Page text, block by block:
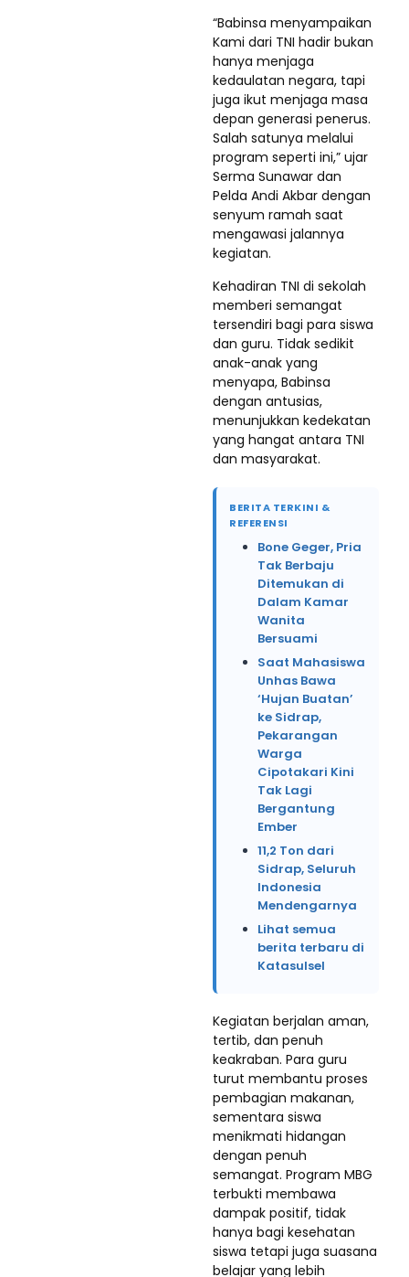
“Babinsa menyampaikan
Kami dari TNI hadir bukan
hanya menjaga
kedaulatan negara, tapi
juga ikut menjaga masa
depan generasi penerus.
Salah satunya melalui
program seperti ini,” ujar
Serma Sunawar dan
Pelda Andi Akbar dengan
senyum ramah saat
mengawasi jalannya
kegiatan.
Kehadiran TNI di sekolah
memberi semangat
tersendiri bagi para siswa
dan guru. Tidak sedikit
anak-anak yang
menyapa, Babinsa
dengan antusias,
menunjukkan kedekatan
yang hangat antara TNI
dan masyarakat.
BERITA TERKINI &
REFERENSI
Bone Geger, Pria
Tak Berbaju
Ditemukan di
Dalam Kamar
Wanita
Bersuami
Saat Mahasiswa
Unhas Bawa
‘Hujan Buatan’
ke Sidrap,
Pekarangan
Warga
Cipotakari Kini
Tak Lagi
Bergantung
Ember
11,2 Ton dari
Sidrap, Seluruh
Indonesia
Mendengarnya
Lihat semua
berita terbaru di
Katasulsel
Kegiatan berjalan aman,
tertib, dan penuh
keakraban. Para guru
turut membantu proses
pembagian makanan,
sementara siswa
menikmati hidangan
dengan penuh
semangat. Program MBG
terbukti membawa
dampak positif, tidak
hanya bagi kesehatan
siswa tetapi juga suasana
belajar yang lebih